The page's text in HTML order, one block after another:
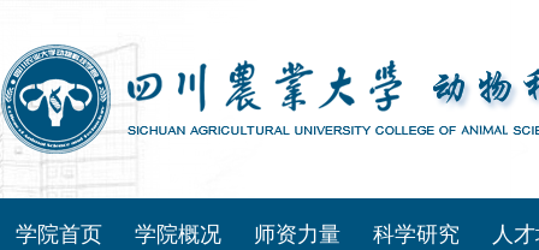
学院首页 学院概况 师资力量 科学研究 人